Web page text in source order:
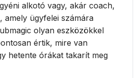
alkotó vagy, akár coach,
amely ügyfelei számára
olyan eszközökkel
értik, mire van
hetente órákat takarít meg